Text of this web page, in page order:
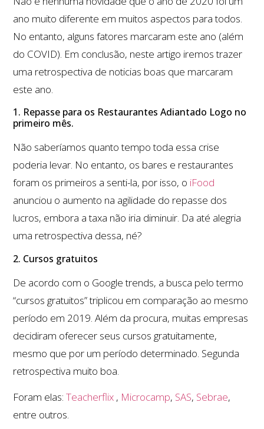
ano muito diferente em muitos aspectos para todos.
No entanto, alguns fatores marcaram este ano (além
do COVID). Em conclusão, neste artigo iremos trazer
uma retrospectiva de noticias boas que marcaram
este ano.
1. Repasse para os Restaurantes Adiantado Logo no
primeiro mês.
Não saberíamos quanto tempo toda essa crise
poderia levar. No entanto, os bares e restaurantes
foram os primeiros a senti-la, por isso, o iFood
anunciou o aumento na agilidade do repasse dos
lucros, embora a taxa não iria diminuir. Da até alegria
uma retrospectiva dessa, né?
2. Cursos gratuitos
De acordo com o Google trends, a busca pelo termo
“cursos gratuitos” triplicou em comparação ao mesmo
período em 2019. Além da procura, muitas empresas
decidiram oferecer seus cursos gratuitamente,
mesmo que por um período determinado. Segunda
retrospectiva muito boa.
Foram elas:Teacherflix , Microcamp, SAS, Sebrae,
entre outros.